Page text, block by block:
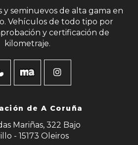
y seminuevos de alta gama en
Vehículos de todo tipo por
y certificación de
kilometraje.
deA Coruña
Mariñas, 322 Bajo
- 15173 Oleiros